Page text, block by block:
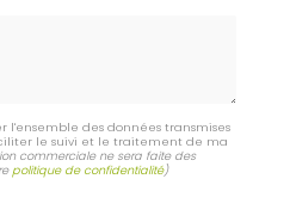
l'ensemble des données transmises
le suivi et le traitement de ma
commerciale ne sera faite des
politique de confidentialité)